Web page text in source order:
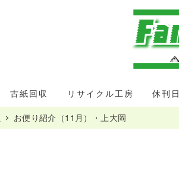
古紙回収 リサイクル工房 休刊日
お便り紹介（11月）・上大岡